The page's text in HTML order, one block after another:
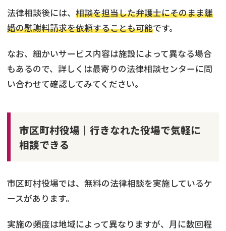
法律相談後には、 相談を担当した弁護士にそのまま離
婚の慰謝料請求を依頼することも可能です。
なお、細かいサービス内容は施設によって異なる場合
もあるので、詳しくは最寄りの法律相談センターに問
い合わせて確認してみてください。
市区町村役場｜行きなれた役場で気軽に
相談できる
市区町村役場では、無料の法律相談を実施しているケ
ースがあります。
実施の頻度は地域によって異なりますが、月に数回程